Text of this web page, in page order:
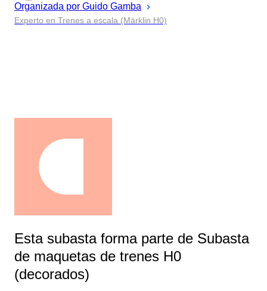
Organizada por Guido Gamba
Experto en Trenes a escala (Märklin H0)
Esta subasta forma parte de Subasta
de maquetas de trenes H0
(decorados)